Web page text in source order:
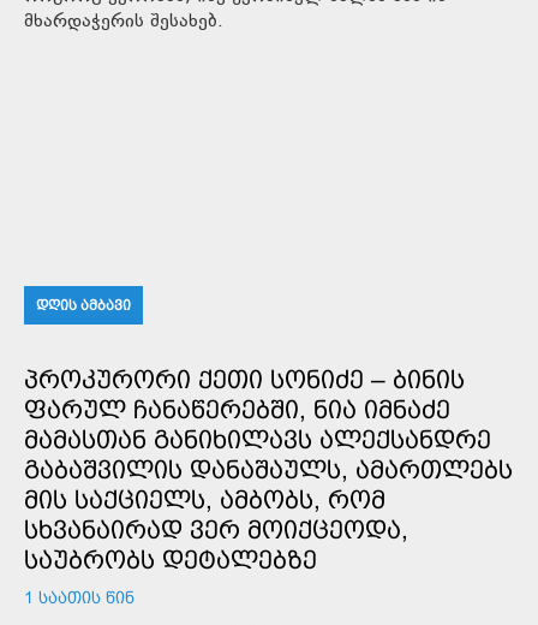
მხარდაჭერის შესახებ.
ᲓᲦᲘᲡ ᲐᲛᲑᲐᲕᲘ
ᲞᲠᲝᲙᲣᲠᲝᲠᲘ ᲥᲔᲗᲘ ᲡᲝᲜᲘᲫᲔ – ᲑᲘᲜᲘᲡ
ᲤᲐᲠᲣᲚ ᲩᲐᲜᲐᲬᲔᲠᲔᲑᲨᲘ, ᲜᲘᲐ ᲘᲛᲜᲐᲫᲔ
ᲛᲐᲛᲐᲡᲗᲐᲜ ᲒᲐᲜᲘᲮᲘᲚᲐᲕᲡ ᲐᲚᲔᲥᲡᲐᲜᲓᲠᲔ
ᲒᲐᲑᲐᲨᲕᲘᲚᲘᲡ ᲓᲐᲜᲐᲨᲐᲣᲚᲡ, ᲐᲛᲐᲠᲗᲚᲔᲑᲡ
ᲛᲘᲡ ᲡᲐᲥᲪᲘᲔᲚᲡ, ᲐᲛᲑᲝᲑᲡ, ᲠᲝᲛ
ᲡᲮᲕᲐᲜᲐᲘᲠᲐᲓ ᲕᲔᲠ ᲛᲝᲘᲥᲪᲔᲝᲓᲐ,
ᲡᲐᲣᲑᲠᲝᲑᲡ ᲓᲔᲢᲐᲚᲔᲑᲖᲔ
1 ᲡᲐᲐᲗᲘᲡ ᲬᲘᲜ